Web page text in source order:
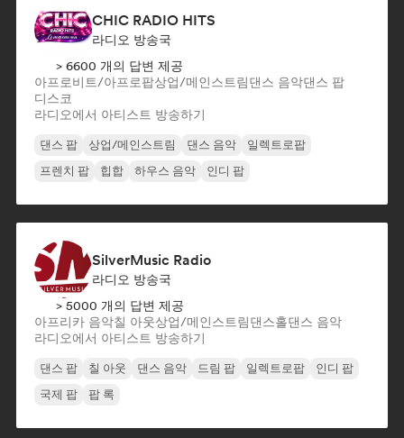
CHIC RADIO HITS
라디오 방송국
> 6600 개의 답변 제공
아프로비트/아프로팝상업/메인스트림댄스 음악댄스 팝
디스코
라디오에서 아티스트 방송하기
댄스 팝 상업/메인스트림 댄스 음악
일렉트로팝
프렌치 팝
힙합 하우스 음악 인디 팝
SilverMusic Radio
라디오 방송국
> 5000 개의 답변 제공
아프리카 음악칠 아웃상업/메인스트림댄스홀댄스 음악
라디오에서 아티스트 방송하기
댄스 팝 칠 아웃 댄스 음악 드림 팝 일렉트로팝
인디 팝
국제 팝
팝 록